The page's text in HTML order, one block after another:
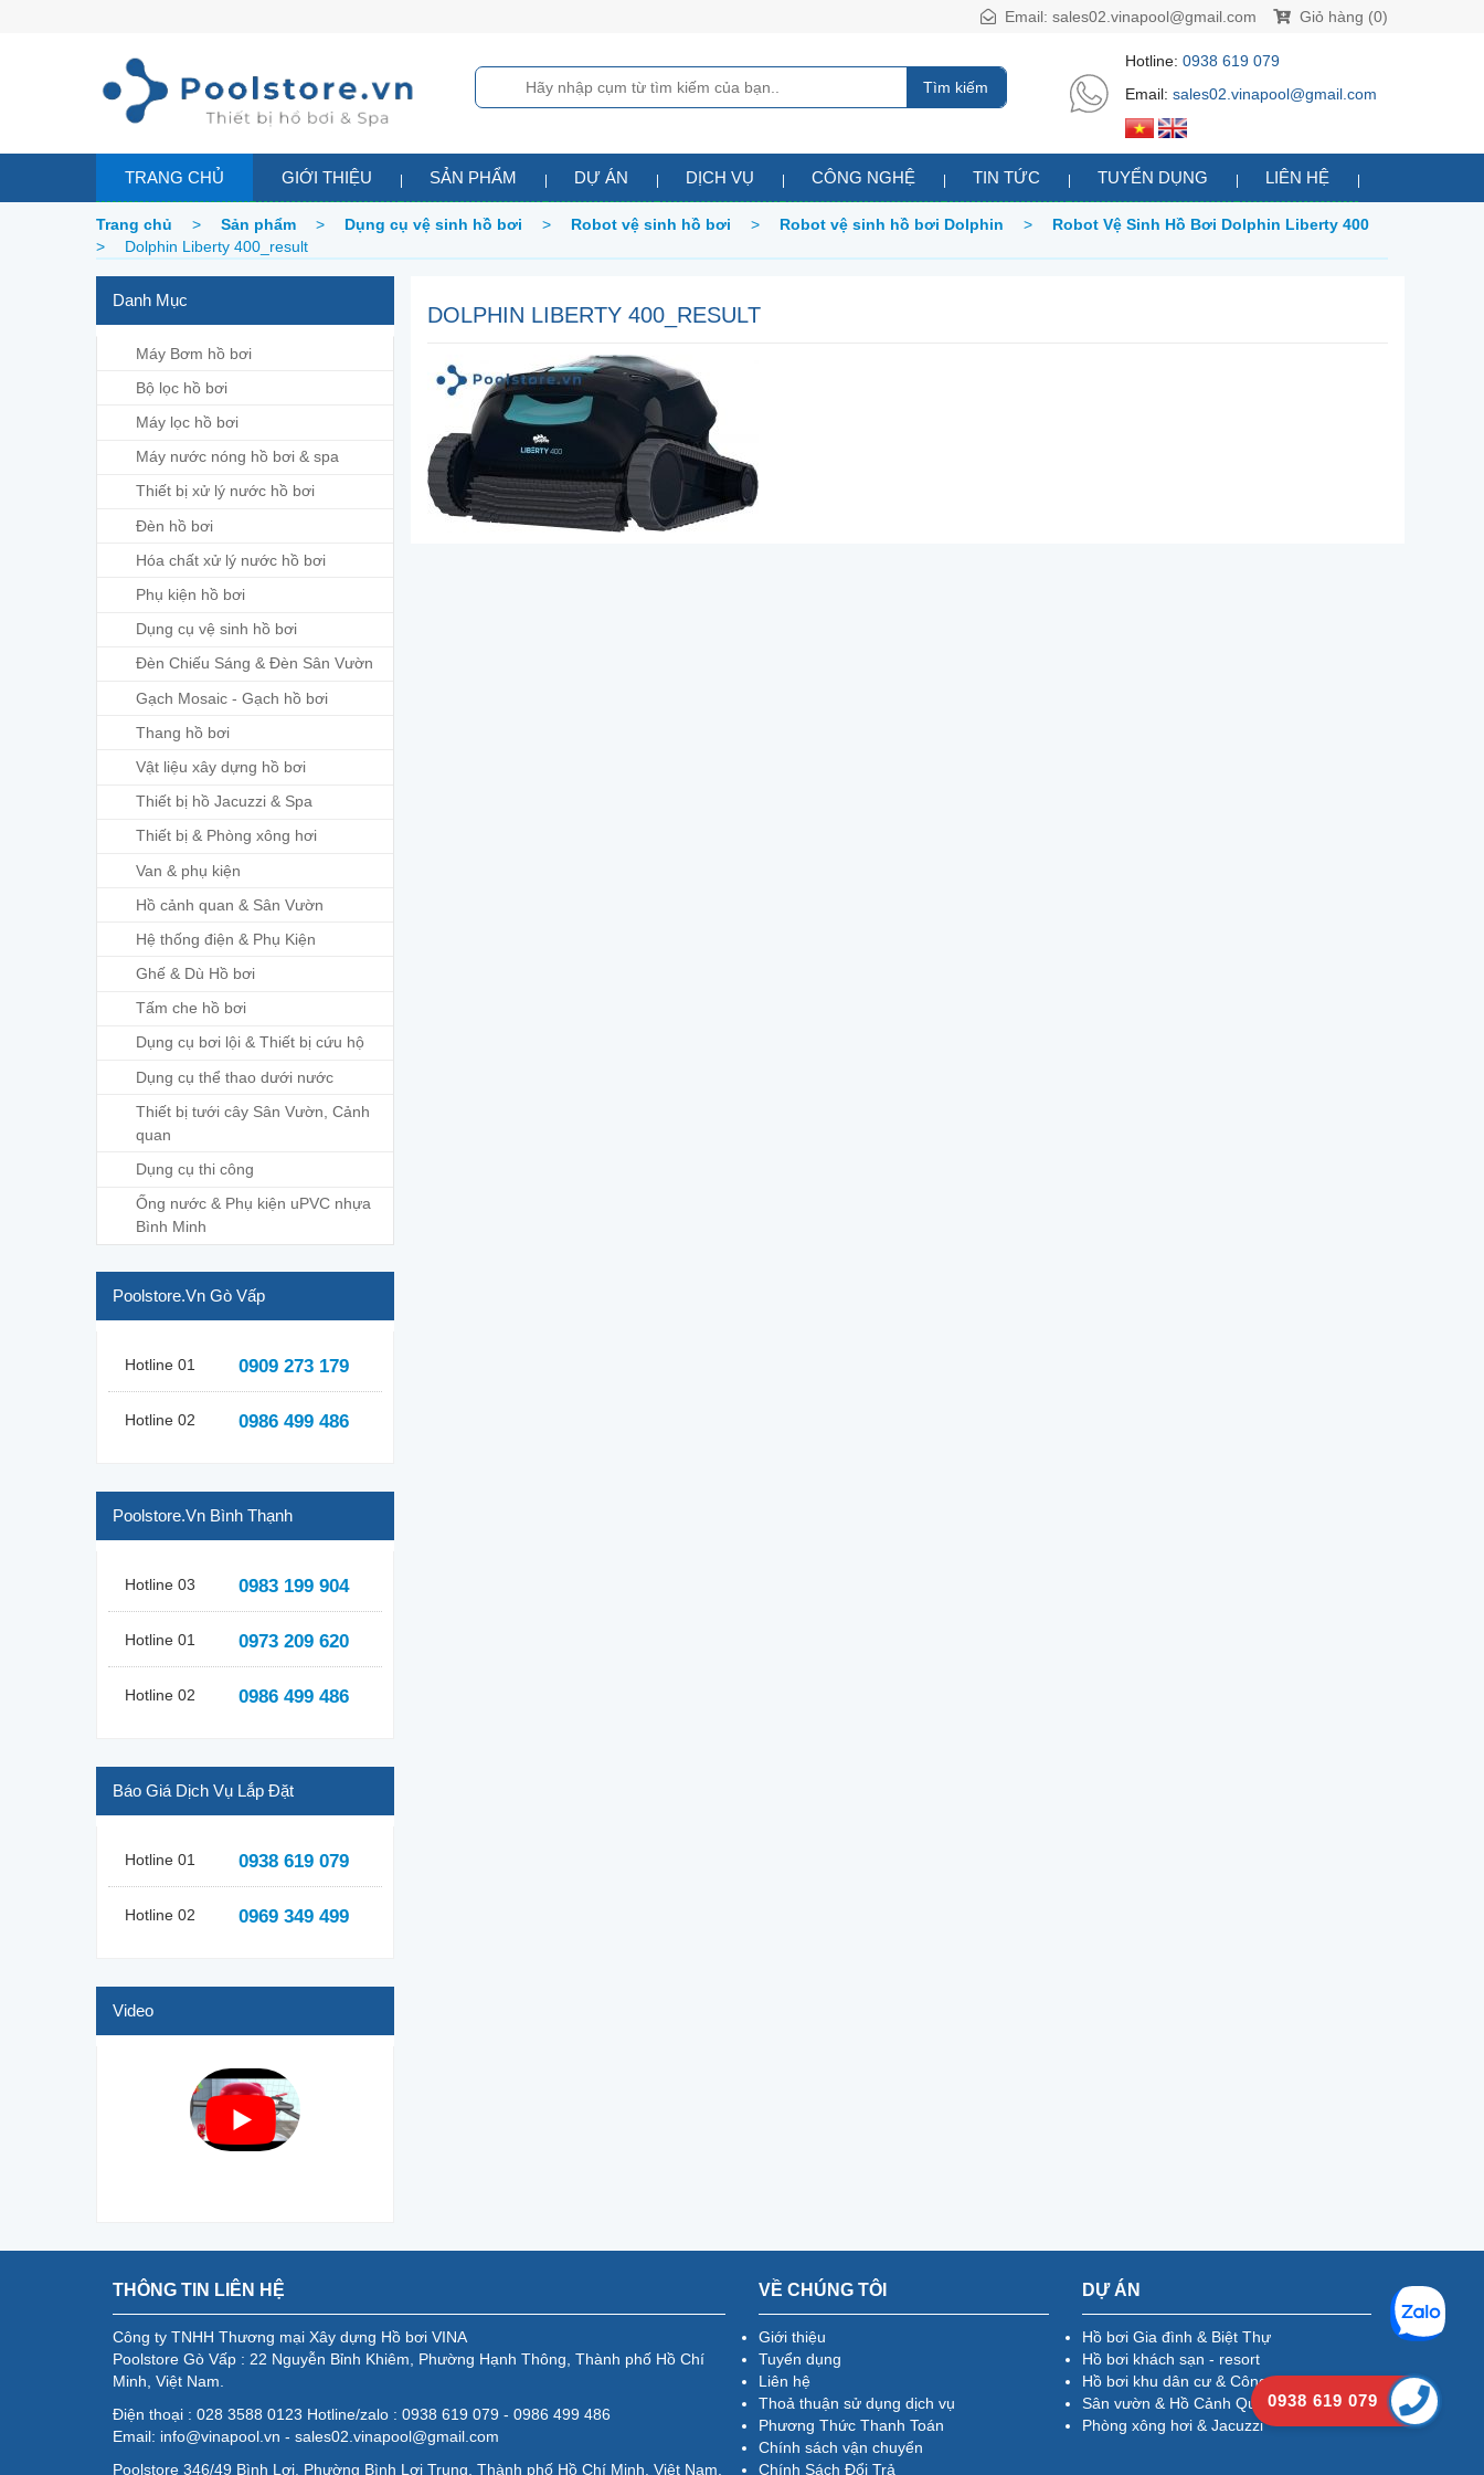
Giỏ hàng (0)
Email: sales02.vinapool@gmail.com
Tìm kiếm
Hotline: 0938 619 079
Email: sales02.vinapool@gmail.com
TRANG CHỦ GIỚI THIỆU SẢN PHẨM DỰ ÁN DỊCH VỤ CÔNG NGHỆ TIN TỨC TUYỂN DỤNG LIÊN HỆ
Trang chủ > Sản phẩm > Dụng cụ vệ sinh hồ bơi > Robot vệ sinh hồ bơi > Robot vệ sinh hồ bơi Dolphin >
Robot Vệ Sinh Hồ Bơi Dolphin Liberty 400
>
Dolphin Liberty 400_result
Danh Mục
Máy Bơm hồ bơi
Bộ lọc hồ bơi
Máy lọc hồ bơi
Máy nước nóng hồ bơi & spa
Thiết bị xử lý nước hồ bơi
Đèn hồ bơi
Hóa chất xử lý nước hồ bơi
Phụ kiện hồ bơi
Dụng cụ vệ sinh hồ bơi
Đèn Chiếu Sáng & Đèn Sân Vườn
Gạch Mosaic - Gạch hồ bơi
Thang hồ bơi
Vật liệu xây dựng hồ bơi
Thiết bị hồ Jacuzzi & Spa
Thiết bị & Phòng xông hơi
Van & phụ kiện
Hồ cảnh quan & Sân Vườn
Hệ thống điện & Phụ Kiện
Ghế & Dù Hồ bơi
Tấm che hồ bơi
Dụng cụ bơi lội & Thiết bị cứu hộ
Dụng cụ thể thao dưới nước
Thiết bị tưới cây Sân Vườn, Cảnh
quan
Dụng cụ thi công
Ống nước & Phụ kiện uPVC nhựa
Bình Minh
Poolstore.vn Gò Vấp
Hotline 01 0909 273 179
Hotline 02 0986 499 486
Poolstore.vn Bình Thạnh
Hotline 03 0983 199 904
Hotline 01 0973 209 620
Hotline 02 0986 499 486
Báo Giá Dịch Vụ Lắp Đặt
Hotline 01 0938 619 079
Hotline 02 0969 349 499
Video
DOLPHIN LIBERTY 400_RESULT
THÔNG TIN LIÊN HỆ
Công ty TNHH Thương mại Xây dựng Hồ bơi VINA
Poolstore Gò Vấp : 22 Nguyễn Bỉnh Khiêm, Phường Hạnh Thông, Thành phố Hồ Chí
Minh, Việt Nam.
Điện thoại : 028 3588 0123 Hotline/zalo : 0938 619 079 - 0986 499 486
Email: info@vinapool.vn - sales02.vinapool@gmail.com
Poolstore 346/49 Bình Lợi, Phường Bình Lợi Trung, Thành phố Hồ Chí Minh, Việt Nam.
VỀ CHÚNG TÔI
Giới thiệu
Tuyển dụng
Liên hệ
Thoả thuận sử dụng dịch vụ
Phương Thức Thanh Toán
Chính sách vận chuyển
Chính Sách Đổi Trả
DỰ ÁN
Hồ bơi Gia đình & Biệt Thự
Hồ bơi khách sạn - resort
Hồ bơi khu dân cư & Công cộng
Sân vườn & Hồ Cảnh Quan
Phòng xông hơi & Jacuzzi
0938 619 079